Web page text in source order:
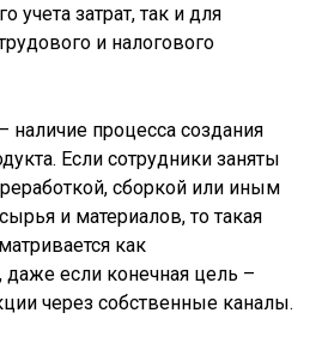
учета затрат, так и для
и налогового
наличие процесса создания
Если сотрудники заняты
сборкой или иным
и материалов, то такая
как
даже если конечная цель –
через собственные каналы.